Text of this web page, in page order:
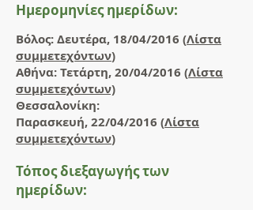
Ημερομηνίες ημερίδων:
Bόλος: Δευτέρα, 18/04/2016 (Λίστα
συμμετεχόντων)
Αθήνα: Τετάρτη, 20/04/2016 (Λίστα
συμμετεχόντων)
Θεσσαλονίκη:
Παρασκευή, 22/04/2016 (Λίστα
συμμετεχόντων)
Τόπος διεξαγωγής των
ημερίδων: